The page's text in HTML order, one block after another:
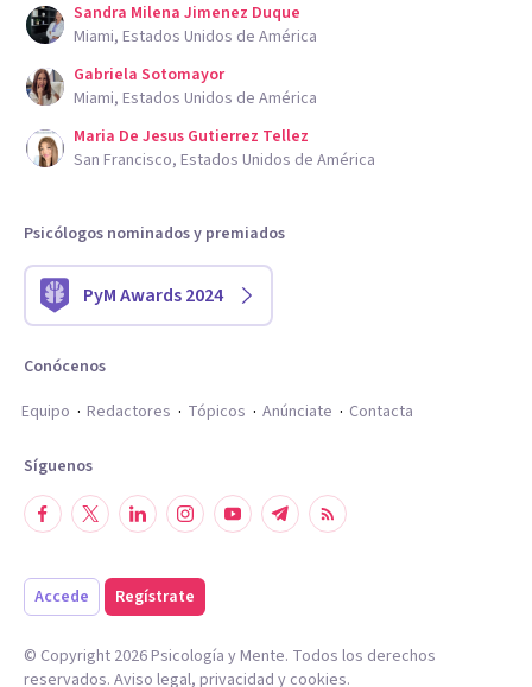
Sandra Milena Jimenez Duque
Miami, Estados Unidos de América
Gabriela Sotomayor
Miami, Estados Unidos de América
Maria De Jesus Gutierrez Tellez
San Francisco, Estados Unidos de América
Psicólogos nominados y premiados
PyM Awards 2024
Conócenos
Equipo
Redactores Tópicos Anúnciate Contacta
Síguenos
Accede Regístrate
© Copyright 2026Psicología y Mente. Todos los derechos
reservados. Aviso legal, privacidad y cookies.